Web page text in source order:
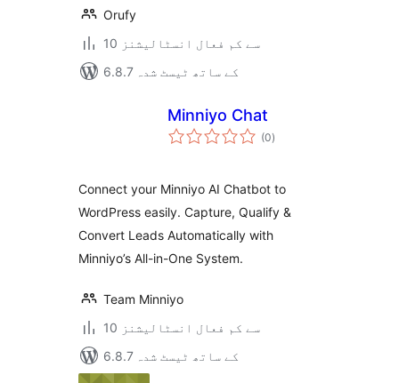
Orufy
10 سے کم فعال انسٹالیشنز
6.8.7 کے ساتھ ٹیسٹ شدہ
Minniyo Chat
(0مجموعی
درجہ
)
Connect your Minniyo AI Chatbot to
WordPress easily. Capture, Qualify &
Convert Leads Automatically with
Minniyo’s All-in-One System.
Team Minniyo
10 سے کم فعال انسٹالیشنز
6.8.7 کے ساتھ ٹیسٹ شدہ